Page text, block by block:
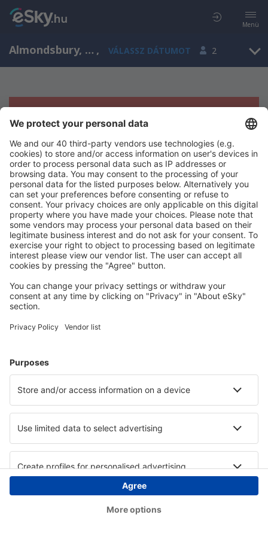
Menü
Almondsbury, Anglia, Egyesült Királyság , VÁLASSZ DÁTUMOT 2
Sajnos semmilyen eredménnyel nem
szolgálhatunk.
Próbáld meg még egyszer más kritériumot kiválasztva
Copyright © eSky.hu Minden jog fenntartva.